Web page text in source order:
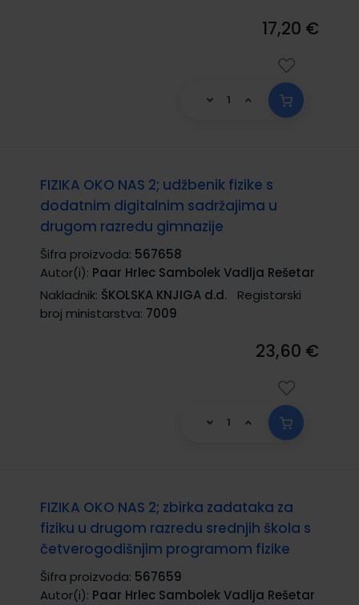
17,20 €
FIZIKA OKO NAS 2; udžbenik fizike s
dodatnim digitalnim sadržajima u
drugom razredu gimnazije
Šifra proizvoda: 567658
Autor(i): Paar Hrlec Sambolek Vadlja Rešetar
Nakladnik: ŠKOLSKA KNJIGA d.d.
Registarski
broj ministarstva: 7009
23,60 €
FIZIKA OKO NAS 2; zbirka zadataka za
fiziku u drugom razredu srednjih škola s
četverogodišnjim programom fizike
Šifra proizvoda: 567659
Autor(i): Paar Hrlec Sambolek Vadlja Rešetar